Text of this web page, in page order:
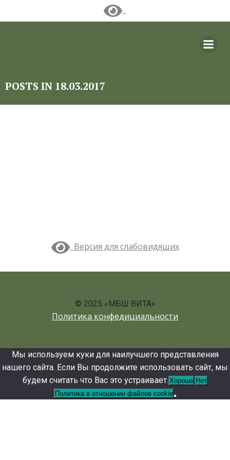
POSTS IN 18.03.2017
Версия для слабовидящих
© 2025 «МБШ ВИТА»
Политика конфедициальности
Мы используем куки для наилучшего представления
нашего сайта. Если Вы продолжите использовать сайт, мы
будем считать что Вас это устраивает. Хорошо Нет
Политика в отношении файлов cookie